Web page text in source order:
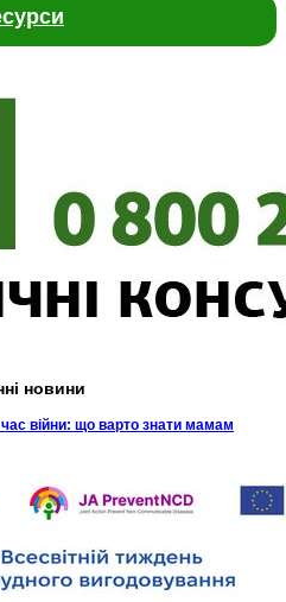
новини
війни: що варто знати мамам